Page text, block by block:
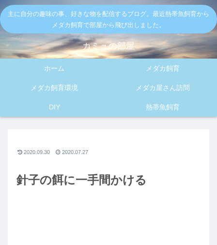
主に自分の趣味の事、好きな物を配信するブログ。最近熱帯魚飼育から
メダカ飼育で部屋から飛び出しました。
カミュの部屋
ホーム メダカ飼育
メダカ飼育環境 メダカ屋さん訪問
DIY 熱帯魚飼育
針子の餌に一手間かける
2020.09.30 2020.07.27